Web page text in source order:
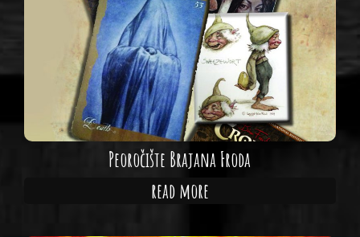
Peoročište Brajana Froda
read more